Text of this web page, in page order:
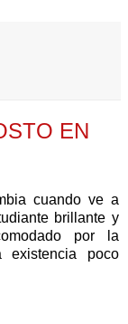
EN
cuando ve a
brillante y
por la
poco